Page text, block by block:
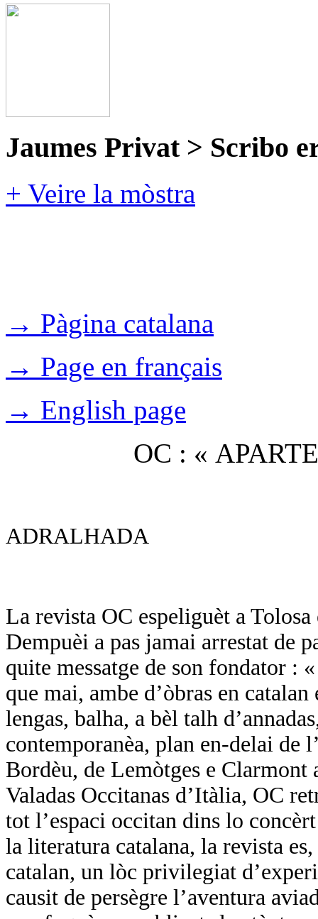
Jaumes Privat > Scribo
+ Veire la mòstra
→ Pàgina catalana
→ Page en français
→ English page
OC : «
ADRALHADA
La revista OC espeliguèt a
Dempuèi a pas jamai arrestat de
quite messatge de son fondator :
que mai, ambe d’òbras en
lengas, balha, a bèl talh
contemporanèa, plan en-delai de
Bordèu, de Lemòtges e Clarmont
Valadas Occitanas d’Itàlia, OC
tot l’espaci occitan dins lo
la literatura catalana, la revista
catalan, un lòc privilegiat
causit de persègre l’aventura